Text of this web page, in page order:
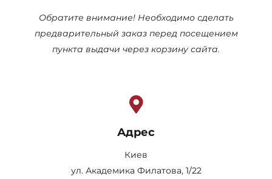
Обратите внимание! Необходимо сделать
предварительный заказ перед посещением
пункта выдачи через корзину сайта.
Адрес
Киев
ул. Академика Филатова, 1/22